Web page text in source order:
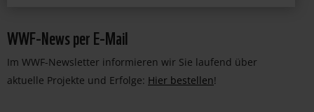
WWF-News per E-Mail
Im WWF-Newsletter informieren wir Sie laufend über
aktuelle Projekte und Erfolge: Hier bestellen!